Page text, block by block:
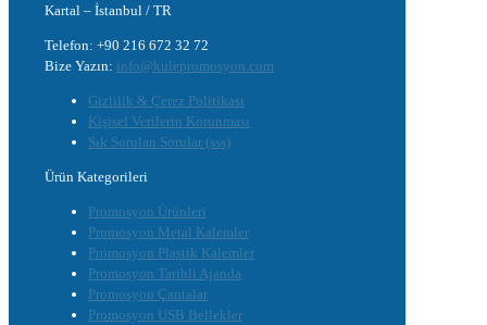
Kartal – İstanbul / TR
Telefon: +90 216 672 32 72
Bize Yazın: info@kulepromosyon.com
Gizlilik & Çerez Politikası
Kişisel Verilerin Korunması
Sık Sorulan Sorular (sss)
Ürün Kategorileri
Promosyon Ürünleri
Promosyon Metal Kalemler
Promosyon Plastik Kalemler
Promosyon Tarihli Ajanda
Promosyon Çantalar
Promosyon USB Bellekler